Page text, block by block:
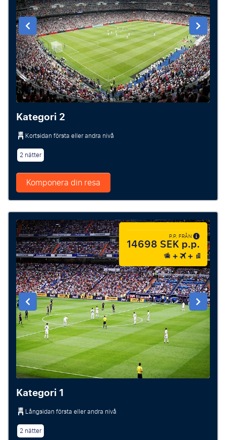
Kategori 2
Kortsidan första eller andra nivå
2 nätter
Komponera din resa
P.P. FRÅN
14698 SEK p.p.
Kategori 1
Långsidan första eller andra nivå
2 nätter